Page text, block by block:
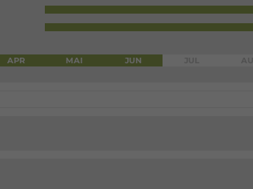
APR MAI JUN